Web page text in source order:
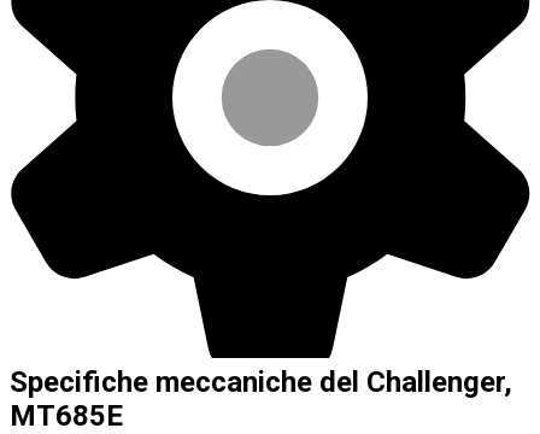
Specifiche meccaniche del Challenger,
MT685E